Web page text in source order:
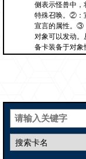
侧表示怪兽中，
特殊召唤。②：
宣言的属性。③
对象可以发动。
备卡装备于对象